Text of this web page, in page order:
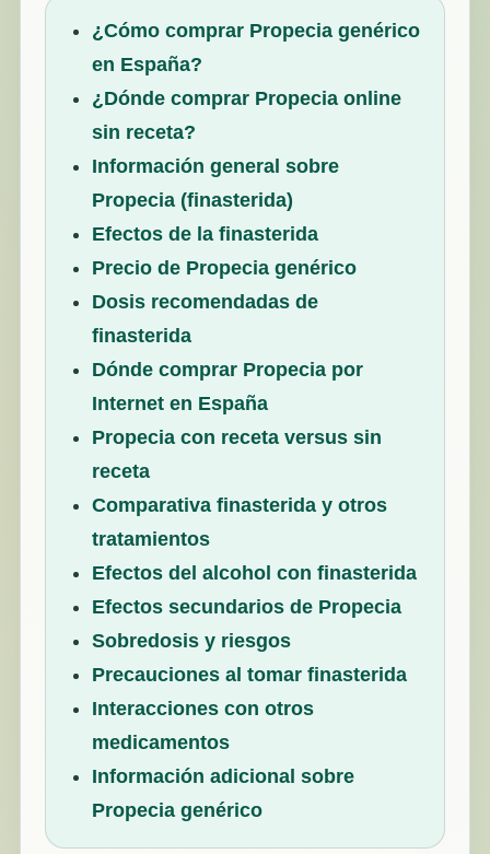
¿Cómo comprar Propecia genérico
en España?
¿Dónde comprar Propecia online
sin receta?
Información general sobre
Propecia (finasterida)
Efectos de la finasterida
Precio de Propecia genérico
Dosis recomendadas de
finasterida
Dónde comprar Propecia por
Internet en España
Propecia con receta versus sin
receta
Comparativa finasterida y otros
tratamientos
Efectos del alcohol con finasterida
Efectos secundarios de Propecia
Sobredosis y riesgos
Precauciones al tomar finasterida
Interacciones con otros
medicamentos
Información adicional sobre
Propecia genérico